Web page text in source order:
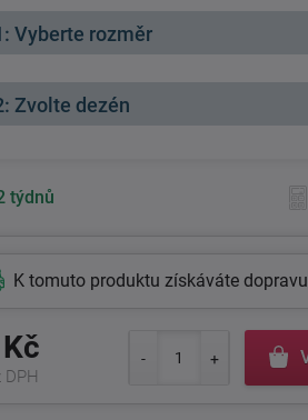
Vyberte rozměr
Zvolte dezén
týdnů
K tomuto produktu získáváte dopravu
DPH